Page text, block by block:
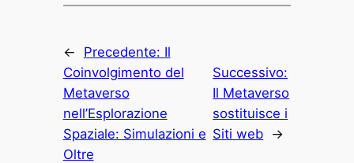
← Precedente: Il
Coinvolgimento del
Metaverso
nell’Esplorazione
Spaziale: Simulazioni e
Oltre
Successivo:
Il Metaverso
sostituisce i
Siti web →